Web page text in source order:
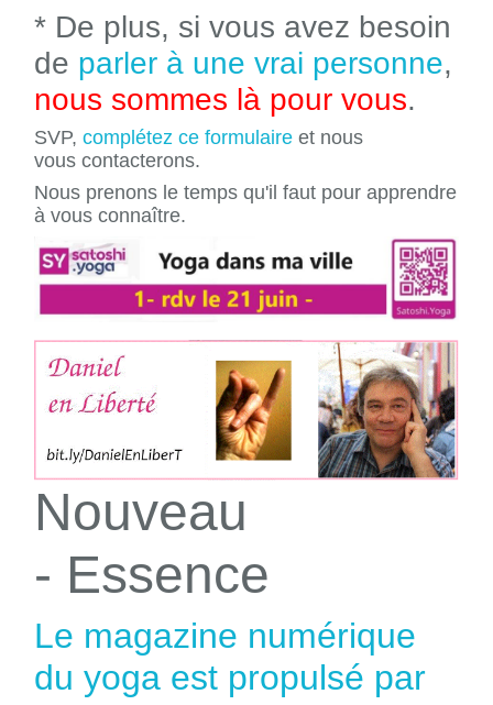
* De plus, si vous avez besoin
de parler à une vrai personne,
nous sommes là pour vous.
SVP, complétez ce formulaire et nous
vous contacterons.
Nous prenons le temps qu'il faut pour apprendre
à vous connaître.
Nouveau
- Essence
Le magazine numérique
du yoga est propulsé par